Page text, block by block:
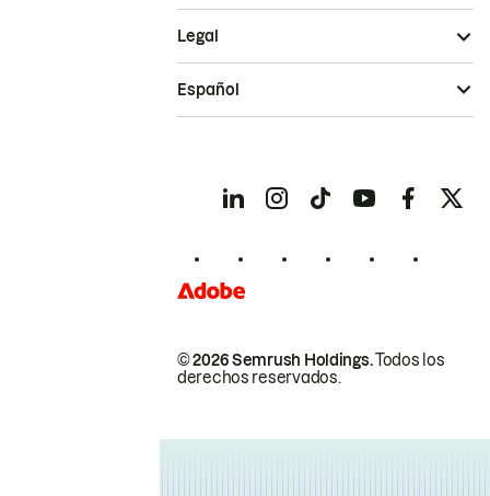
© 2026 Semrush Holdings.Todos los
derechos reservados.
Legal
Español